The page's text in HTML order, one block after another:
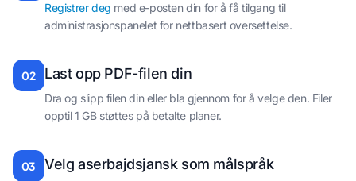
Registrer deg med e-posten din for å få tilgang til
administrasjonspanelet for nettbasert oversettelse.
02 Last opp PDF-filen din
Dra og slipp filen din eller bla gjennom for å velge den. Filer
opptil 1 GB støttes på betalte planer.
03 Velg aserbajdsjansk som målspråk